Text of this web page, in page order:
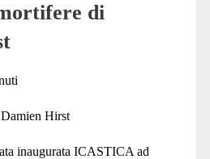
span>
di
inaugurata ICASTICA ad